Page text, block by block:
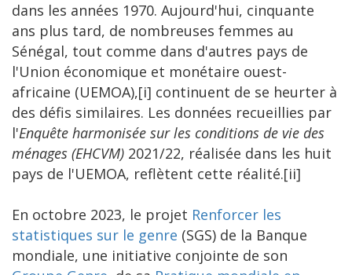
dans les années 1970. Aujourd'hui, cinquante
ans plus tard, de nombreuses femmes au
Sénégal, tout comme dans d'autres pays de
l'Union économique et monétaire ouest-
africaine (UEMOA),[i] continuent de se heurter à
des défis similaires. Les données recueillies par
l'Enquête harmonisée sur les conditions de vie des
ménages (EHCVM) 2021/22, réalisée dans les huit
pays de l'UEMOA, reflètent cette réalité.[ii]
En octobre 2023, le projet Renforcer les
statistiques sur le genre (SGS) de la Banque
mondiale, une initiative conjointe de son